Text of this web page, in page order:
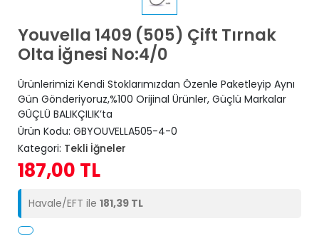
Youvella 1409 (505) Çift Tırnak
Olta İğnesi No:4/0
Ürünlerimizi Kendi Stoklarımızdan Özenle Paketleyip Aynı
Gün Gönderiyoruz,%100 Orijinal Ürünler, Güçlü Markalar
GÜÇLÜ BALIKÇILIK’ta
Ürün Kodu: GBYOUVELLA505-4-0
Kategori: Tekli İğneler
187,00 TL
Havale/EFT ile 181,39 TL